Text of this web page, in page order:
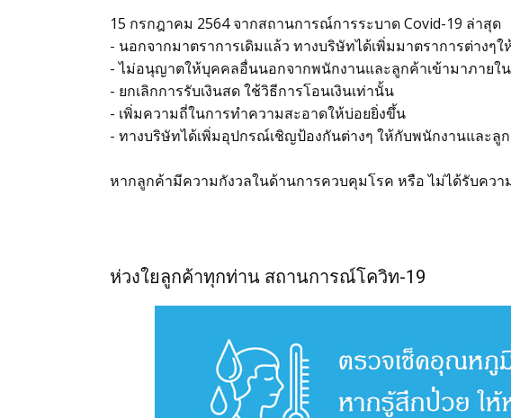
15 กรกฎาคม 2564 จากสถานการณ์การระบาด Covid-19 ล่าสุด
- นอกจากมาตราการเดิมแล้ว ทางบริษัทได้เพิ่มมาตราการต่างๆ
- ไม่อนุญาตให้บุคคลอื่นนอกจากพนักงานและลูกค้าเข้ามาภายใ
- ยกเลิกการรับเงินสด ใช้วิธีการโอนเงินเท่านั้น
- เพิ่มความถี่ในการทำความสะอาดให้บ่อยยิ่งขึ้น
- ทางบริษัทได้เพิ่มอุปกรณ์เชิญป้องกันต่างๆ ให้กับพนักงานและลู
หากลูกค้ามีความกังวลในด้านการควบคุมโรค หรือ ไม่ได้รับควา
ห่วงใยลูกค้าทุกท่าน สถานการณ์โควิท-19